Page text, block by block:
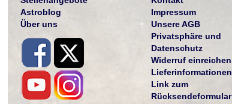
Astroblog
Über uns
Impressum
Unsere AGB
Privatsphäre und
Datenschutz
Widerruf einreichen
Lieferinformationen
Link zum
Rücksendeformular